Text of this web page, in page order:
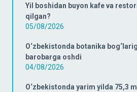
Yil boshidan buyon kafe va
qilgan?
05/08/2026
O‘zbekistonda botanika
barobarga oshdi
04/08/2026
O‘zbekistonda yarim yilda 75,3